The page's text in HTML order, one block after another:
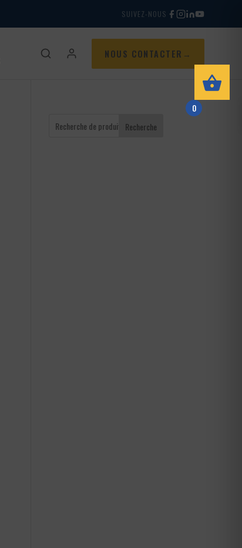
SUIVEZ-NOUS
NOUS CONTACTER
Recherche
0